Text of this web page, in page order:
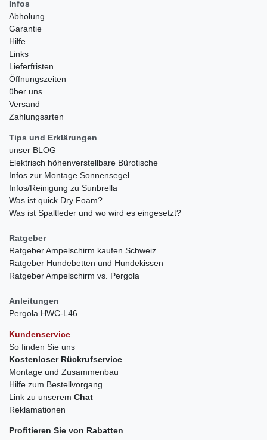
Infos
Abholung
Garantie
Hilfe
Links
Lieferfristen
Öffnungszeiten
über uns
Versand
Zahlungsarten
Tips und Erklärungen
unser BLOG
Elektrisch höhenverstellbare Bürotische
Infos zur Montage Sonnensegel
Infos/Reinigung zu Sunbrella
Was ist quick Dry Foam?
Was ist Spaltleder und wo wird es eingesetzt?
Ratgeber
Ratgeber Ampelschirm kaufen Schweiz
Ratgeber Hundebetten und Hundekissen
Ratgeber Ampelschirm vs. Pergola
Anleitungen
Pergola HWC-L46
Kundenservice
So finden Sie uns
Kostenloser Rückrufservice
Montage und Zusammenbau
Hilfe zum Bestellvorgang
Link zu unserem Chat
Reklamationen
Profitieren Sie von Rabatten